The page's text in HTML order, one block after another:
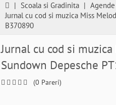
| Scoala si Gradinita | Agende
Jurnal cu cod si muzica Miss
B370890
Jurnal cu cod si
Sundown Depesche
(0 Pareri)